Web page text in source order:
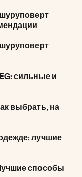
сильные и
выбрать, на
лучшие
способы